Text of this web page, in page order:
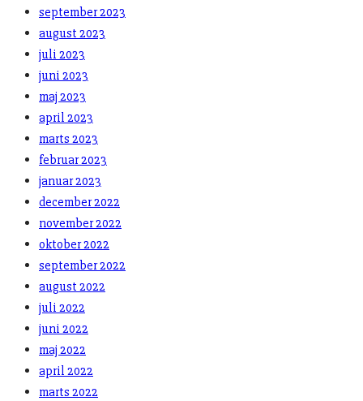
september 2023
august 2023
juli 2023
juni 2023
maj 2023
april 2023
marts 2023
februar 2023
januar 2023
december 2022
november 2022
oktober 2022
september 2022
august 2022
juli 2022
juni 2022
maj 2022
april 2022
marts 2022